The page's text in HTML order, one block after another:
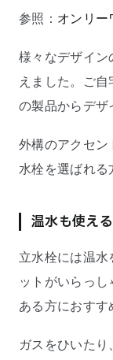
参照： オンリー
様々なデザイン
えました。ご
の製品からデザ
外構のアクセン
水栓を選ばれる
温水も使える
立水栓には温
ットがいらっ
ある方におすす
ガスをひいた